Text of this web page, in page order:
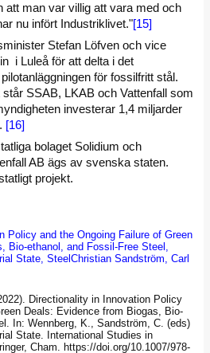
att man var villig att vara med och
nu infört Industriklivet."[15]
Stefan Löfven och vice
i Luleå för att delta i det
för fossilfritt stål.
SSAB, LKAB och Vattenfall som
investerar 1,4 miljarder
[16]
bolaget Solidium och
AB ägs av svenska staten.
projekt.
Policy and the Ongoing Failure of Green
Bio-ethanol, and Fossil-Free Steel,
State, SteelChristian Sandström, Carl
Directionality in Innovation Policy
Deals: Evidence from Biogas, Bio-
In: Wennberg, K., Sandström, C. (eds)
State. International Studies in
Cham. https://doi.org/10.1007/978-